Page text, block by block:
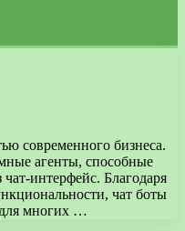
современного бизнеса.
агенты, способные
интерфейс. Благодаря
чат боты
многих …